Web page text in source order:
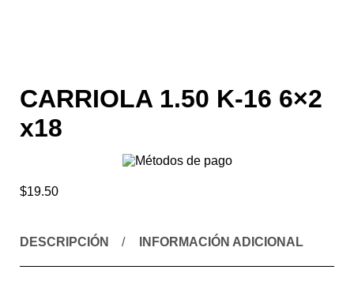
CARRIOLA 1.50 K-16 6×2
x18
$19.50
DESCRIPCIÓN INFORMACIÓN ADICIONAL